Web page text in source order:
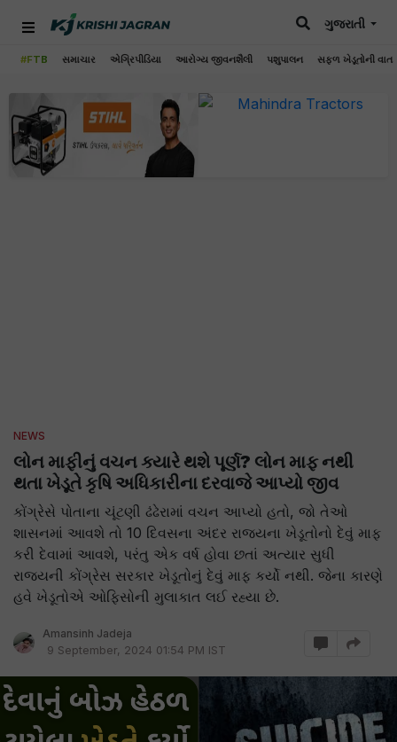
#FTB સમાચાર એગ્રિપીડિયા આરોગ્ય જીવનશૈલી પશુપાલન સફળ ખેડૂતોની વાત
ગુજરાતી
NEWS
લોન માફીનું વચન ક્યારે થશે પૂર્ણ? લોન માફ નથી
થતા ખેડૂતે કૃષિ અધિકારીના દરવાજે આપ્યો જીવ
કોંગ્રેસે પોતાના ચૂંટણી ઢંઢેરામાં વચન આપ્યો હતો, જો તેઓ
શાસનમાં આવશે તો 10 દિવસના અંદર રાજ્યના ખેડૂતોનો દેવું માફ
કરી દેવામાં આવશે, પરંતુ એક વર્ષ હોવા છતાં અત્યાર સુધી
રાજ્યની કોંગ્રેસ સરકાર ખેડૂતોનું દેવું માફ કર્યો નથી. જેના કારણે
હવે ખેડૂતોએ ઓફિસોની મુલાકાત લઈ રહ્યા છે.
Amansinh Jadeja
9 September, 2024 01:54 PM IST